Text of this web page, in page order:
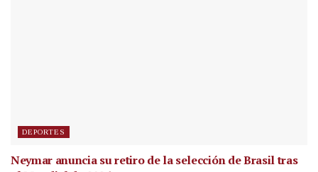
DEPORTES
Neymar anuncia su retiro de la selección de Brasil tras